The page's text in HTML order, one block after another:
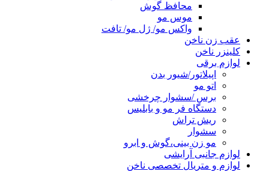
محافظ گوش
موس مو
واکس مو/ ژل مو/ تافت
عقب زن ناخن
کلینزر ناخن
لوازم برقی
اپیلاتور/شیور بدن
اتو مو
برس /سشوار چرخشی
دستگاه فر مو و بابلیس
ریش تراش
سشوار
مو زن بینی،گوش و ابرو
لوازم جانبی آرایشی
لوازم و متریال تخصصی ناخن